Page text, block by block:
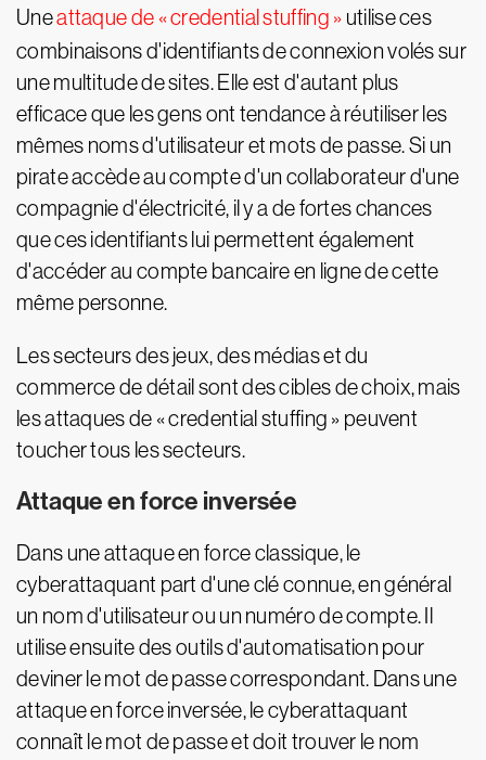
Uneattaque de « credential stuffing » utilise ces
combinaisons d'identifiants de connexion volés sur
une multitude de sites. Elle est d'autant plus
efficace que les gens ont tendance à réutiliser les
mêmes noms d'utilisateur et mots de passe. Si un
pirate accède au compte d'un collaborateur d'une
compagnie d'électricité, il y a de fortes chances
que ces identifiants lui permettent également
d'accéder au compte bancaire en ligne de cette
même personne.
Les secteurs des jeux, des médias et du
commerce de détail sont des cibles de choix, mais
les attaques de « credential stuffing » peuvent
toucher tous les secteurs.
Attaque en force inversée
Dans une attaque en force classique, le
cyberattaquant part d'une clé connue, en général
un nom d'utilisateur ou un numéro de compte. Il
utilise ensuite des outils d'automatisation pour
deviner le mot de passe correspondant. Dans une
attaque en force inversée, le cyberattaquant
connaît le mot de passe et doit trouver le nom